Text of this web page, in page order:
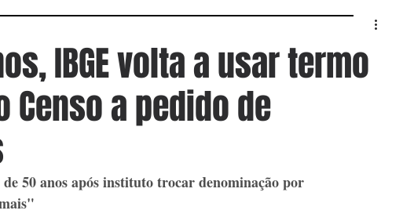
IBGE volta a usar termo
Censo a pedido de
50 anos após instituto trocar denominação por